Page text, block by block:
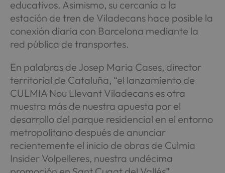
educativos. Asimismo, su cercanía a la
estación de tren de Viladecans hace posible la
conexión diaria con Barcelona mediante la
red pública de transportes.
En palabras de Josep Maria Cases, director
territorial de Cataluña, “el lanzamiento de
CULMIA Nou Llevant Viladecans es otra
muestra más de nuestra apuesta por el
desarrollo del parque residencial en el entorno
metropolitano después de anunciar
recientemente el inicio de obras de Culmia
Insider Volpelleres, nuestra undécima